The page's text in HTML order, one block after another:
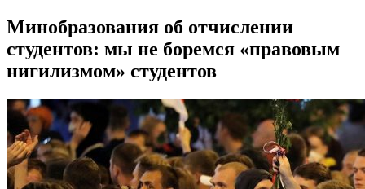
Минобразования об отчислении
студентов: мы не боремся «правовым
нигилизмом» студентов